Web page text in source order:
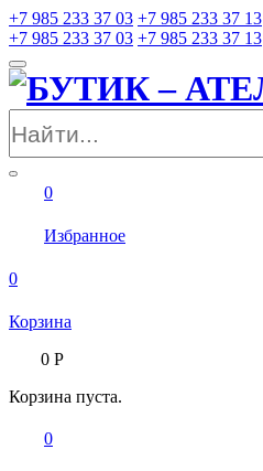
+7 985 233 37 03 +7 985 233 37 13
+7 985 233 37 03 +7 985 233 37 13
0
Избранное
0
Корзина
0Р
Корзина пуста.
0